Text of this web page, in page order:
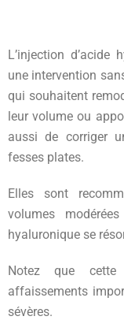
L’injection
une intervention
qui souhaitent
leur volume ou
aussi de corriger
fesses plates.
Elles sont
volumes
hyaluronique se
Notez que
affaissements
sévères.